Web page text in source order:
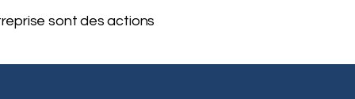
sont des actions